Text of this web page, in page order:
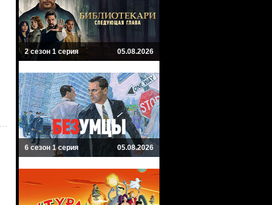
2 сезон 1 серия 05.08.2026
6 сезон 1 серия 05.08.2026